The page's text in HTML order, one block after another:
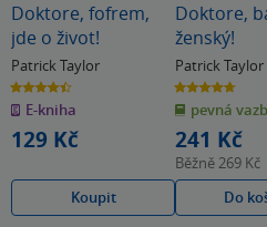
Doktore, fofrem,
jde o život!
Patrick Taylor
4.5
z
5
hvězdiček
E-kniha
129 Kč
Koupit
Doktore,
ženský!
Patrick Taylor
4.7
z
5
hvězdiček
pevná
241 Kč
Běžně269 Kč
Do